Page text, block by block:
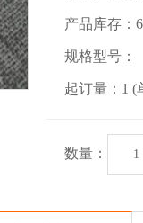
产品库存：
规格型号：
起订量：1 (
数量：